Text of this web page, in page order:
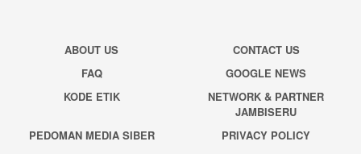
ABOUT US
CONTACT US
FAQ
GOOGLE NEWS
KODE ETIK
NETWORK & PARTNER
JAMBISERU
PEDOMAN MEDIA SIBER
PRIVACY POLICY